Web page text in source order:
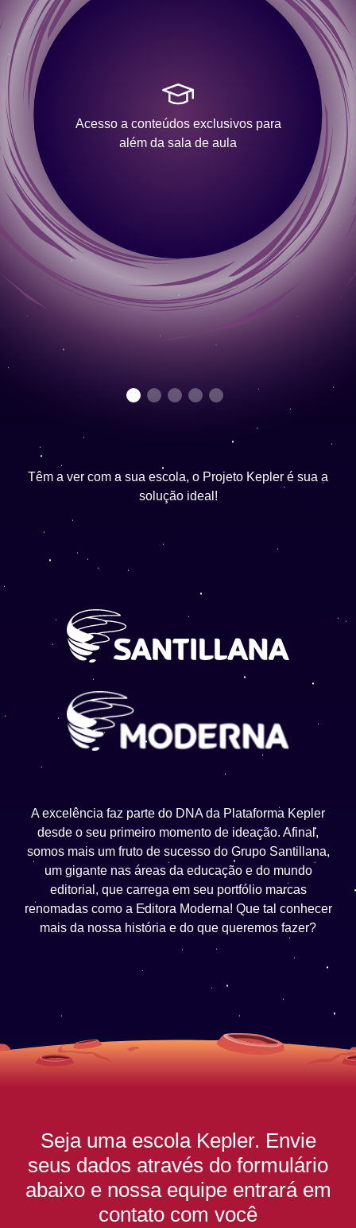
Acesso a conteúdos exclusivos para
além da sala de aula
Têm a ver com a sua escola, o Projeto Kepler é sua a
solução ideal!
A excelência faz parte do DNA da Plataforma Kepler
desde o seu primeiro momento de ideação. Afinal,
somos mais um fruto de sucesso do Grupo Santillana,
um gigante nas áreas da educação e do mundo
editorial, que carrega em seu portfólio marcas
renomadas como a Editora Moderna! Que tal conhecer
mais da nossa história e do que queremos fazer?
Seja uma escola Kepler. Envie
seus dados através do formulário
abaixo e nossa equipe entrará em
contato com você